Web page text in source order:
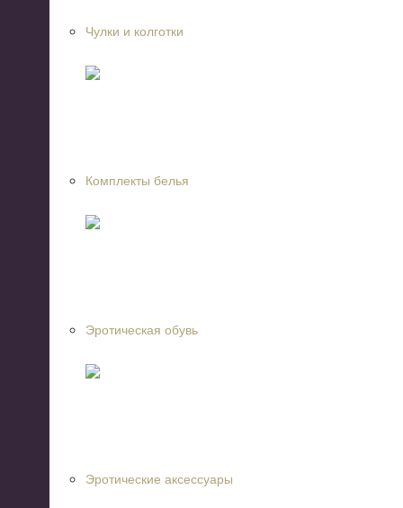
Чулки и колготки
Комплекты белья
Эротическая обувь
Эротические аксессуары